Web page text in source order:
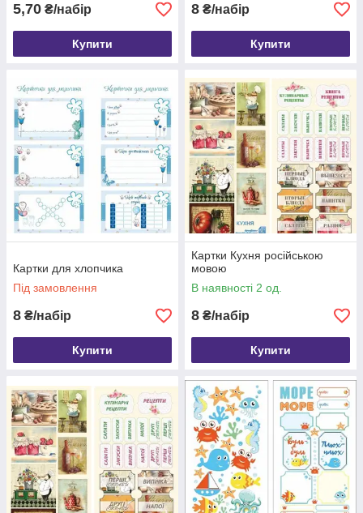
5,70 ₴/набір
Купити
8 ₴/набір
Купити
Картки для хлопчика
Під замовлення
8 ₴/набір
Купити
Картки Кухня російською
мовою
В наявності 2 од.
8 ₴/набір
Купити